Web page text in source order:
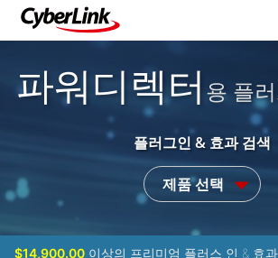
파워디렉터 용 플
플러그인 & 효과 검색
제품 선택
$14,900.00 이상의 프리미엄 플러스 인 & 효